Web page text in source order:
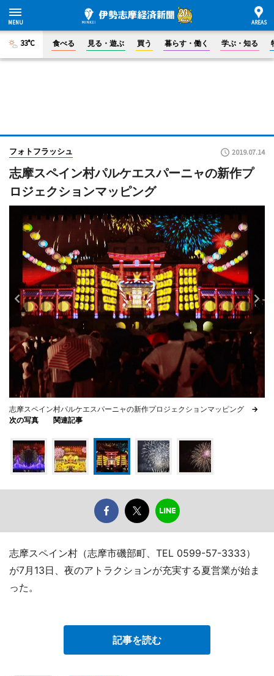
33°C 食べる 見る・遊ぶ 買う 暮らす・働く 学ぶ・知る
フォトフラッシュ 2019.07.14
志摩スペイン村パルケエスパーニャの新作プ
ロジェクションマッピング
志摩スペイン村パルケエスパーニャの新作プロジェクションマッピング →
次の写真
関連記事
志摩スペイン村（志摩市磯部町、TEL 0599-57-3333）
が7月13日、夜のアトラクションが充実する夏営業が始ま
った。
記事を読む